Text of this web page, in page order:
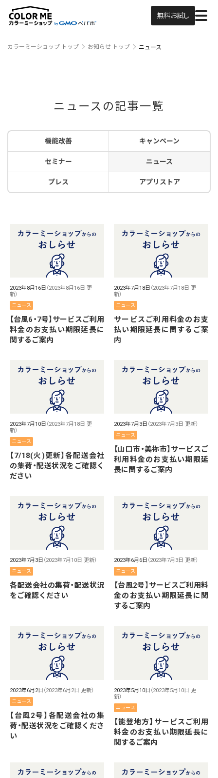
無料お試し
カラーミーショップ トップ お知らせ トップ ニュース
ニュースの記事一覧
機能改善 キャンペーン
セミナー ニュース
プレス アプリストア
2023年8月16日 （2023年8月16日 更
新）
ニュース
【台風6・7号】サービスご利用
料金のお支払い期限延長に
関するご案内
2023年7月18日 （2023年7月18日 更
新）
ニュース
サービスご利用料金のお支
払い期限延長に関するご案
内
2023年7月10日 （2023年7月18日 更
新）
ニュース
【7/18(火)更新】各配送会社
の集荷・配送状況をご確認く
ださい
2023年7月3日 （2023年7月3日 更新）
ニュース
【山口市・美祢市】サービスご
利用料金のお支払い期限延
長に関するご案内
2023年7月3日 （2023年7月10日 更新）
ニュース
各配送会社の集荷・配送状況
をご確認ください
2023年6月6日 （2023年7月3日 更新）
ニュース
【台風2号】サービスご利用料
金のお支払い期限延長に関
するご案内
2023年6月2日 （2023年6月2日 更新）
ニュース
【台風2号】各配送会社の集
荷・配送状況をご確認くださ
い
2023年5月10日 （2023年5月10日 更
新）
ニュース
【能登地方】サービスご利用
料金のお支払い期限延長に
関するご案内